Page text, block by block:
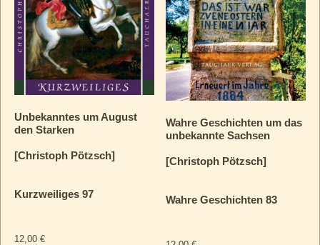
Unbekanntes um August
den Starken
[Christoph Pötzsch]
Kurzweiliges 97
12,00 €
Wahre Geschichten um das
unbekannte Sachsen
[Christoph Pötzsch]
Wahre Geschichten 83